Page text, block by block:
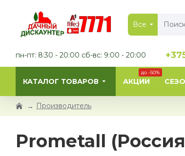
Все
пн-пт: 8:30 - 20:00 сб-вс: 9:00 - 20:00
КАТАЛОГ ТОВАРОВ АКЦИИ
до -50%
Производитель
Prometall